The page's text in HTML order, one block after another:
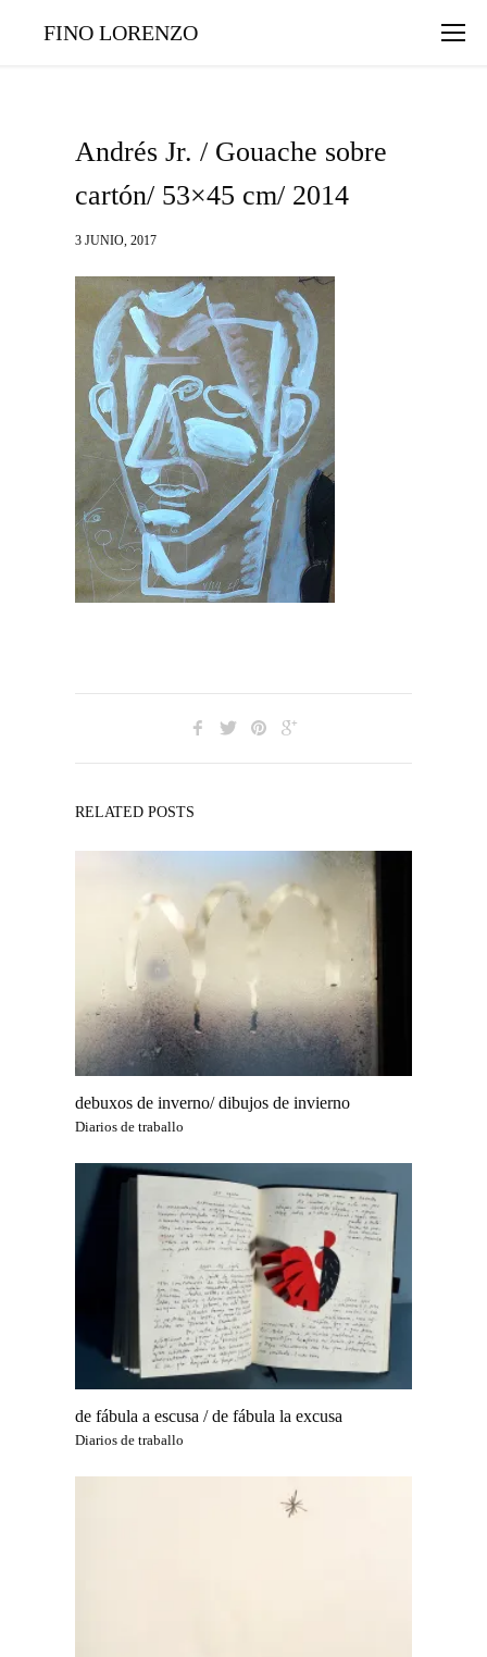
FINO LORENZO
Andrés Jr. / Gouache sobre
cartón/ 53×45 cm/ 2014
3 JUNIO, 2017
RELATED POSTS
debuxos de inverno/ dibujos de invierno
Diarios de traballo
de fábula a escusa / de fábula la excusa
Diarios de traballo